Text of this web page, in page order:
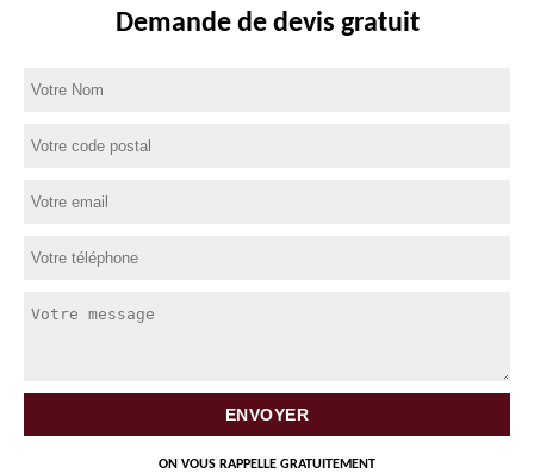
Demande de devis gratuit
ON VOUS RAPPELLE GRATUITEMENT